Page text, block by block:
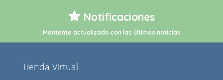
Notificaciones
Mantente actualizado con las últimas noticias
Tienda Virtual